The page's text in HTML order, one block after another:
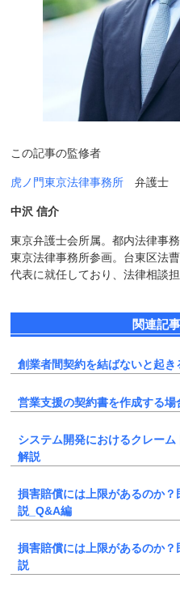
この記事の監修者
虎ノ門東京法律事務所 弁護士
中沢 信介
東京弁護士会所属。都内法律事
東京法律事務所参画。台東区法
代表に就任しており、法律相談担
関連記
創業者間契約を結ばないと起
営業支援の契約書を作成する
システム開発におけるクレー
解説
損害賠償には上限があるのか
説_Q&A編
損害賠償には上限があるのか
説